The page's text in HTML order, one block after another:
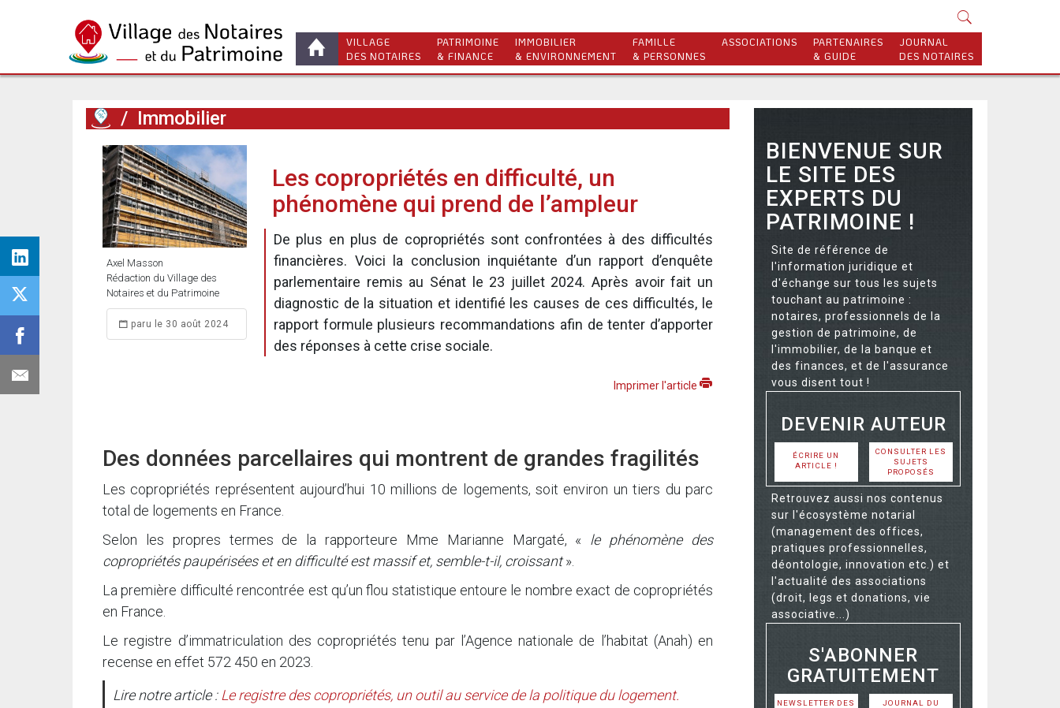
VILLAGE
DES NOTAIRES
PATRIMOINE
& FINANCE
IMMOBILIER
& ENVIRONNEMENT
FAMILLE
& PERSONNES
ASSOCIATIONS
PARTENAIRES
& GUIDE
JOURNAL
DES NOTAIRES
/ Immobilier
Axel Masson
Rédaction du Village des
Notaires et du Patrimoine
paru le 30 août 2024
Les copropriétés en difficulté, un
phénomène qui prend de l’ampleur
De plus en plus de copropriétés sont confrontées à des difficultés
financières. Voici la conclusion inquiétante d’un rapport d’enquête
parlementaire remis au Sénat le 23 juillet 2024. Après avoir fait un
diagnostic de la situation et identifié les causes de ces difficultés, le
rapport formule plusieurs recommandations afin de tenter d’apporter
des réponses à cette crise sociale.
Imprimer l'article
Des données parcellaires qui montrent de grandes fragilités
Les copropriétés représentent aujourd’hui 10 millions de logements, soit environ un tiers du parc
total de logements en France.
Selon les propres termes de la rapporteure Mme Marianne Margaté, « le phénomène des
copropriétés paupérisées et en difficulté est massif et, semble-t-il, croissant».
La première difficulté rencontrée est qu’un flou statistique entoure le nombre exact de copropriétés
en France.
Le registre d’immatriculation des copropriétés tenu par l’Agence nationale de l’habitat (Anah) en
recense en effet 572 450 en 2023.
Lire notre article :Le registre des copropriétés, un outil au service de la politique du logement.
BIENVENUE SUR
LE SITE DES
EXPERTS DU
PATRIMOINE !
Site de référence de
l'information juridique et
d'échange sur tous les sujets
touchant au patrimoine :
notaires, professionnels de la
gestion de patrimoine, de
l'immobilier, de la banque et
des finances, et de l'assurance
vous disent tout !
DEVENIR AUTEUR
ÉCRIRE UN
ARTICLE !
CONSULTER LES
SUJETS
PROPOSÉS
Retrouvez aussi nos contenus
sur l'écosystème notarial
(management des offices,
pratiques professionnelles,
déontologie, innovation etc.) et
l'actualité des associations
(droit, legs et donations, vie
associative...)
S'ABONNER
GRATUITEMENT
NEWSLETTER DES
JOURNAL DU